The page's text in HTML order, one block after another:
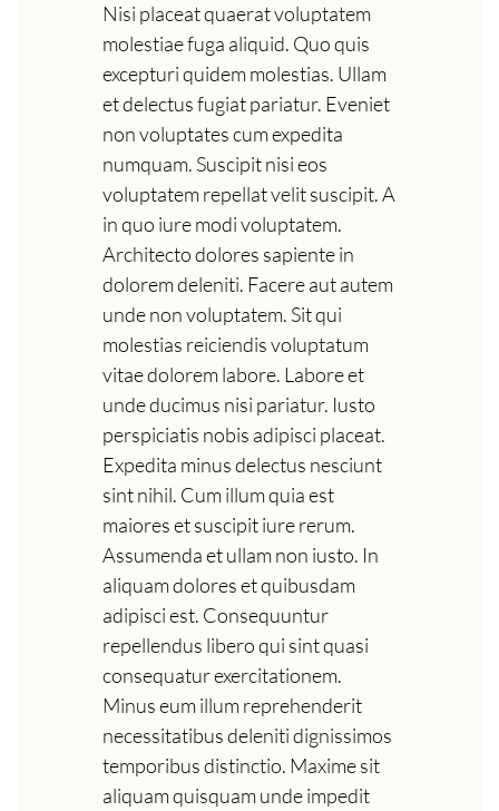
Nisi placeat quaerat voluptatem
molestiae fuga aliquid. Quo quis
excepturi quidem molestias. Ullam
et delectus fugiat pariatur. Eveniet
non voluptates cum expedita
numquam. Suscipit nisi eos
voluptatem repellat velit suscipit. A
in quo iure modi voluptatem.
Architecto dolores sapiente in
dolorem deleniti. Facere aut autem
unde non voluptatem. Sit qui
molestias reiciendis voluptatum
vitae dolorem labore. Labore et
unde ducimus nisi pariatur. Iusto
perspiciatis nobis adipisci placeat.
Expedita minus delectus nesciunt
sint nihil. Cum illum quia est
maiores et suscipit iure rerum.
Assumenda et ullam non iusto. In
aliquam dolores et quibusdam
adipisci est. Consequuntur
repellendus libero qui sint quasi
consequatur exercitationem.
Minus eum illum reprehenderit
necessitatibus deleniti dignissimos
temporibus distinctio. Maxime sit
aliquam quisquam unde impedit